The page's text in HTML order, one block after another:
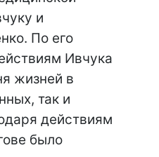
и
По его
Ивчука
жизней в
так и
действиям
было